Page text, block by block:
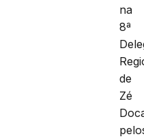
na
8ª
de
Zé